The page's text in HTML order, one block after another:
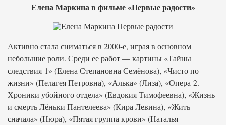
Елена Маркина в фильме «Первые радости»
Активно стала сниматься в 2000-е, играя в основном
небольшие роли. Среди ее работ — картины «Тайны
следствия-1» (Елена Степановна Семёнова), «Чисто по
жизни» (Пелагея Петровна), «Алька» (Лиза), «Опера-2.
Хроники убойного отдела» (Евдокия Тимофеевна), «Жизнь
и смерть Лёньки Пантелеева» (Кира Левина), «Жить
сначала» (Нюра), «Пятая группа крови» (Наталья